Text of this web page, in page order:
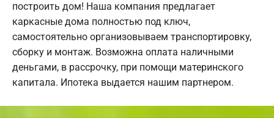
построить дом! Наша компания предлагает
каркасные дома полностью под ключ,
самостоятельно организовываем транспортировку,
сборку и монтаж. Возможна оплата наличными
деньгами, в рассрочку, при помощи материнского
капитала. Ипотека выдается нашим партнером.